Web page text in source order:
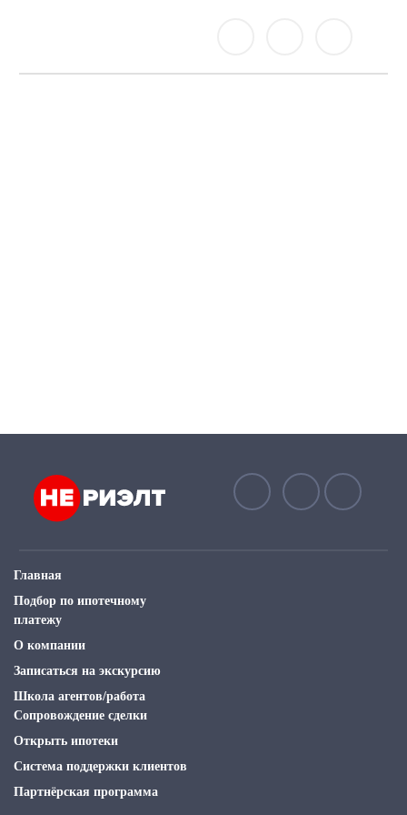
Главная
Подбор по ипотечному
платежу
О компании
Записаться на экскурсию
Школа агентов/работа
Сопровождение сделки
Открыть ипотеки
Система поддержки клиентов
Партнёрская программа